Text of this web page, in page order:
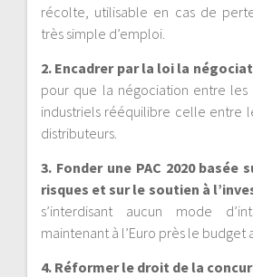
récolte, utilisable en cas de
très simple d’emploi.
2. Encadrer par la loi la
pour que la négociation entre
industriels rééquilibre celle entre
distributeurs.
3. Fonder une PAC 2020 basée
risques et sur le soutien à
s’interdisant aucun mode
maintenant à l’Euro près le budget
4. Réformer le droit de la